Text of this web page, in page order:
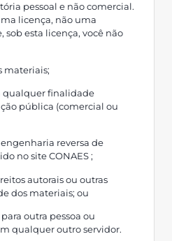
pessoal e não comercial.
licença, não uma
sob esta licença, você não
materiais;
qualquer finalidade
pública (comercial ou
reversa de
no site CONAES ;
autorais ou outras
dos materiais; ou
outra pessoa ou
qualquer outro servidor.